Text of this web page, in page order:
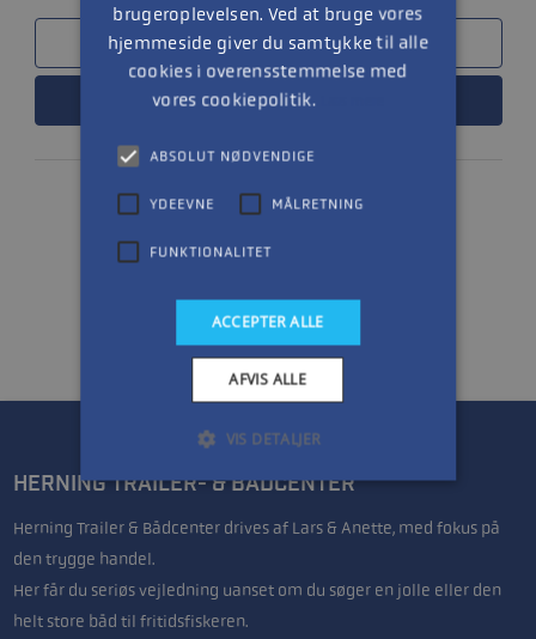
SAMMENLIGN
LÆS MERE
1
HERNING TRAILER- & BÅDCENTER
Herning Trailer & Bådcenter drives af Lars & Anette, med fokus på
den trygge handel.
Her får du seriøs vejledning uanset om du søger en jolle eller den
helt store båd til fritidsfiskeren.
brugeroplevelsen. Ved at bruge vores
hjemmeside giver du samtykke til alle
cookies i overensstemmelse med
vores cookiepolitik.
ABSOLUT NØDVENDIGE
YDEEVNE MÅLRETNING
FUNKTIONALITET
ACCEPTER ALLE
AFVIS ALLE
VIS DETALJER